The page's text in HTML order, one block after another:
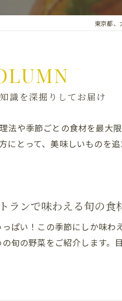
東京都、
識を深掘りしてお届け
や季節ごとの食材を最大
とって、美味しいものを
ランで味わえる旬の食
ぱい！この季節にしか味わ
旬の野菜をご紹介します。